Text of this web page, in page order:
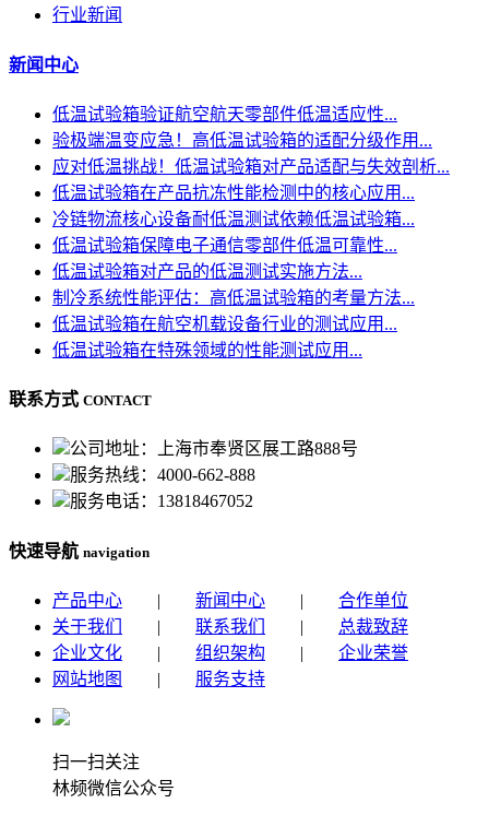
行业新闻
新闻中心
低温试验箱验证航空航天零部件低温适应性...
验极端温变应急！高低温试验箱的适配分级作用...
应对低温挑战！低温试验箱对产品适配与失效剖析...
低温试验箱在产品抗冻性能检测中的核心应用...
冷链物流核心设备耐低温测试依赖低温试验箱...
低温试验箱保障电子通信零部件低温可靠性...
低温试验箱对产品的低温测试实施方法...
制冷系统性能评估：高低温试验箱的考量方法...
低温试验箱在航空机载设备行业的测试应用...
低温试验箱在特殊领域的性能测试应用...
联系方式 CONTACT
公司地址：上海市奉贤区展工路888号
服务热线：4000-662-888
服务电话：13818467052
快速导航 navigation
产品中心 | 新闻中心 | 合作单位
关于我们
| 联系我们 | 总裁致辞
企业文化 | 组织架构 | 企业荣誉
网站地图
| 服务支持
扫一扫关注
林频微信公众号